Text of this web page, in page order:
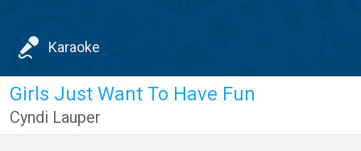
Karaoke
Girls Just Want To Have Fun
Cyndi Lauper